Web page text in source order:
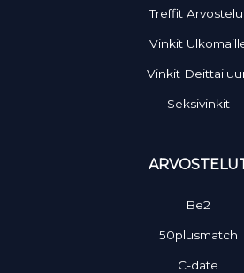
Treffit
Vinkit
Vinkit
Seksivinkit
Be2
50plusmatch
C-date